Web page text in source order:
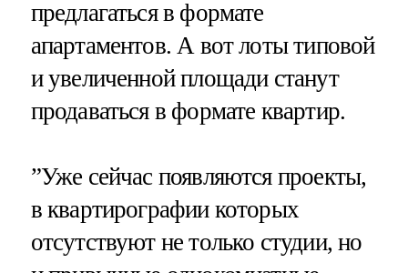
предлагаться в формате
апартаментов. А вот лоты типовой
и увеличенной площади станут
продаваться в формате квартир.
”Уже сейчас появляются проекты,
в квартирографии которых
отсутствуют не только студии, но